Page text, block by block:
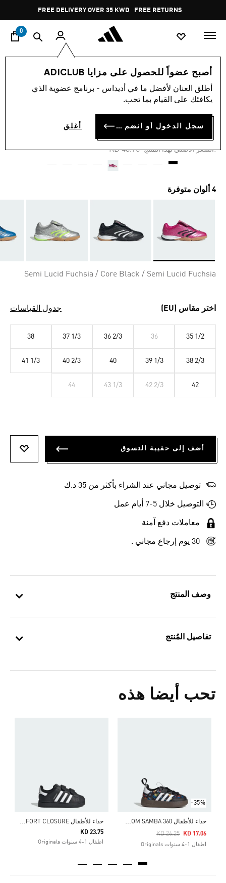
Pause
promotion
rotation
FREE DELIVERY OVER 35 KWD FREE RETURNS
0
أصبح عضواً للحصول على مزايا ADICLUB
أطلق العنان لأفضل ما في أديداس - برنامج عضوية الذي
يكافئك على القيام بما تحب.
سجل الدخول أو انضم الآن أغلق
وصف المنتج
تفاصيل المُنتج
تحب أيضا هذه
-35%
ح
ذاء للأطفال ADIDAS DISNEY ADIFOM SAMBA 360
Price Reduced From
KD 26.25
To KD 17.06
اطفال 1-4 سنوات Originals
ح
ذاء للأطفال SUPERSTAR II COMFORT CLOSURE
KD 23.75
اطفال 1-4 سنوات Originals
النساء
-45%
حذاء PREDATOR SALA
KD 24.06
:السعر الأصلي لهذا المنتج Price reduced from
KD 43.75
to
4 ألوان متوفرة
Semi Lucid Fuchsia / Core Black / Semi Lucid Fuchsia
اختر مقاس (EU) جدول القياسات
35 1/2
36
36 2/3
37 1/3
38
38 2/3
39 1/3
40
40 2/3
41 1/3
42
42 2/3
43 1/3
44
أضف إلى حقيبة التسوق
توصيل مجاني عند الشراء بأكثر من 35 د.ك
التوصيل خلال 5-7 أيام عمل
معاملات دفع آمنة